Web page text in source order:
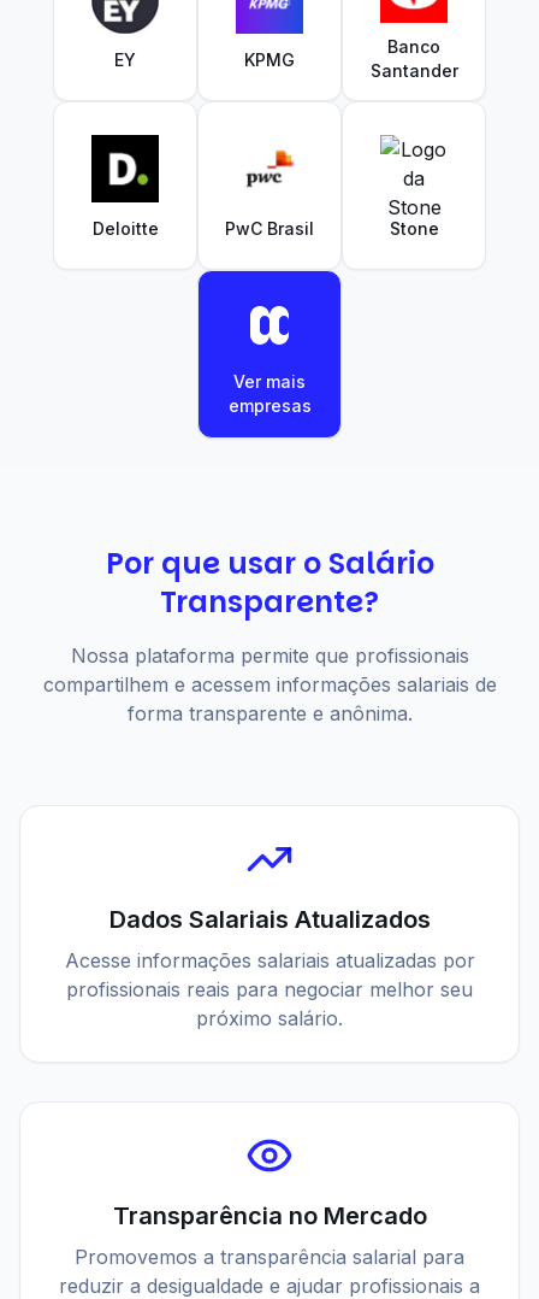
EY KPMG
Banco
Santander
Deloitte PwC Brasil Stone
Ver mais
empresas
Por que usar o Salário
Transparente?
Nossa plataforma permite que profissionais
compartilhem e acessem informações salariais de
forma transparente e anônima.
Dados Salariais Atualizados
Acesse informações salariais atualizadas por
profissionais reais para negociar melhor seu
próximo salário.
Transparência no Mercado
Promovemos a transparência salarial para
reduzir a desigualdade e ajudar profissionais a